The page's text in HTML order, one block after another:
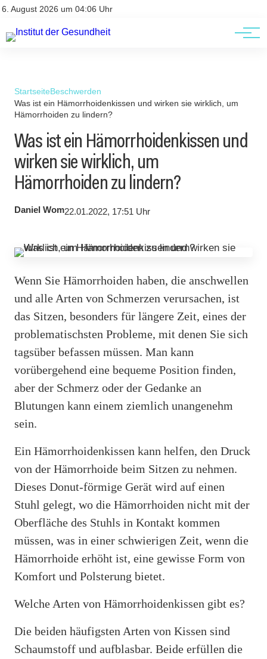
6. August 2026 um 04:06 Uhr
Kontakt
Kontakt
AGBs
StartseiteBeschwerden
Was ist ein Hämorrhoidenkissen und wirken sie wirklich, um
Hämorrhoiden zu lindern?
Was ist ein Hämorrhoidenkissen und
wirken sie wirklich, um
Hämorrhoiden zu lindern?
Daniel Wom22.01.2022, 17:51 Uhr
Wenn Sie Hämorrhoiden haben, die anschwellen
und alle Arten von Schmerzen verursachen, ist
das Sitzen, besonders für längere Zeit, eines der
problematischsten Probleme, mit denen Sie sich
tagsüber befassen müssen. Man kann
vorübergehend eine bequeme Position finden,
aber der Schmerz oder der Gedanke an
Blutungen kann einem ziemlich unangenehm
sein.
Ein Hämorrhoidenkissen kann helfen, den Druck
von der Hämorrhoide beim Sitzen zu nehmen.
Dieses Donut-förmige Gerät wird auf einen
Stuhl gelegt, wo die Hämorrhoiden nicht mit der
Oberfläche des Stuhls in Kontakt kommen
müssen, was in einer schwierigen Zeit, wenn die
Hämorrhoide erhöht ist, eine gewisse Form von
Komfort und Polsterung bietet.
Welche Arten von Hämorrhoidenkissen gibt es?
Die beiden häufigsten Arten von Kissen sind
Schaumstoff und aufblasbar. Beide erfüllen die